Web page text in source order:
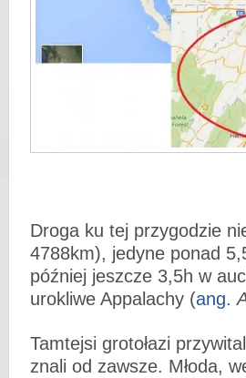
Droga ku tej przygodzie
4788km), jedyne ponad
później jeszcze 3,5h w
urokliwe Appalachy (ang.
Tamtejsi grotołazi
znali od zawsze. Młoda,